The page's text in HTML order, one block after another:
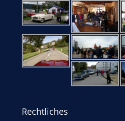
Rechtliches